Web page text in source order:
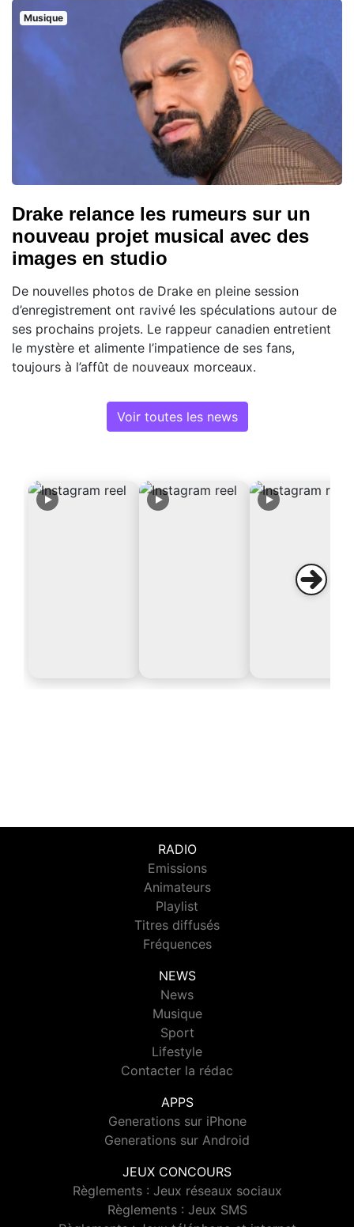
Musique
Drake relance les rumeurs sur un
nouveau projet musical avec des
images en studio
De nouvelles photos de Drake en pleine session
d’enregistrement ont ravivé les spéculations autour de
ses prochains projets. Le rappeur canadien entretient
le mystère et alimente l’impatience de ses fans,
toujours à l’affût de nouveaux morceaux.
Voir toutes les news
RADIO
Emissions
Animateurs
Playlist
Titres diffusés
Fréquences
NEWS
News
Musique
Sport
Lifestyle
Contacter la rédac
APPS
Generations sur iPhone
Generations sur Android
JEUX CONCOURS
Règlements : Jeux réseaux sociaux
Règlements : Jeux SMS